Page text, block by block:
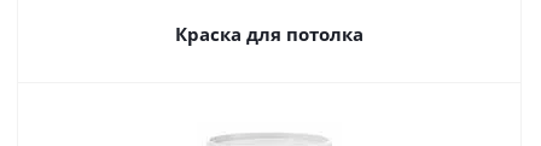
Краска для потолка